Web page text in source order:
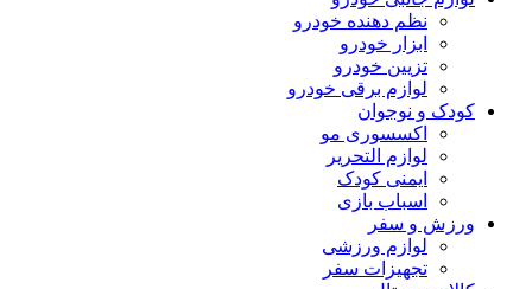
نظم دهنده خودرو
ابزار خودرو
تزیین خودرو
لوازم برقی خودرو
کودک و نوجوان
اکسسوری مو
لوازم التحریر
ایمنی کودک
اسباب بازی
ورزش و سفر
لوازم ورزشی
تجهیزات سفر